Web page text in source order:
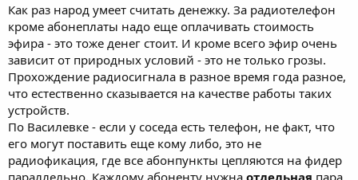
Как раз народ умеет считать денежку. За радиотелефон
кроме абонеплаты надо еще оплачивать стоимость
эфира - это тоже денег стоит. И кроме всего эфир очень
зависит от природных условий - это не только грозы.
Прохождение радиосигнала в разное время года разное,
что естественно сказывается на качестве работы таких
устройств.
По Василевке - если у соседа есть телефон, не факт, что
его могут поставить еще кому либо, это не
радиофикация, где все абонпункты цепляются на фидер
параллельно. Каждому абоненту нужна отдельная пара